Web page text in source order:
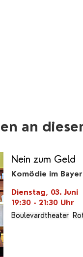
an
Nein zum Geld
Komödie im
Dienstag, 03. Juni
19:30 - 21:30 Uhr
Boulevardtheater